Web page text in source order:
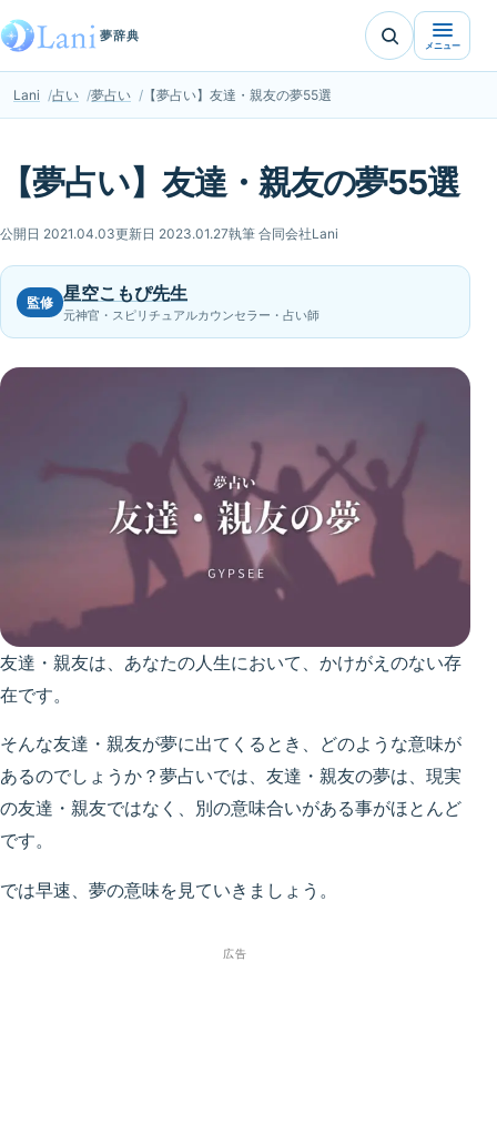
夢辞典
メニュー
Lani 占い 夢占い 【夢占い】友達・親友の夢55選
【夢占い】友達・親友の夢55選
公開日 2021.04.03更新日 2023.01.27執筆 合同会社Lani
監修 星空こもぴ先生
元神官・スピリチュアルカウンセラー・占い師
友達・親友は、あなたの人生において、かけがえのない存
在です。
そんな友達・親友が夢に出てくるとき、どのような意味が
あるのでしょうか？夢占いでは、友達・親友の夢は、現実
の友達・親友ではなく、別の意味合いがある事がほとんど
です。
では早速、夢の意味を見ていきましょう。
広告